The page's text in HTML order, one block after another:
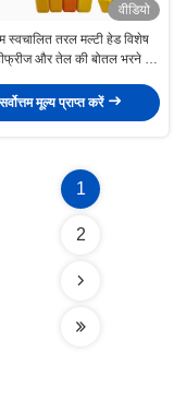
वीडियो
स्वचालित तरल मल्टी हेड विशेष
और तेल की बोतल भरने की
मूल्य प्राप्त करें
1
2